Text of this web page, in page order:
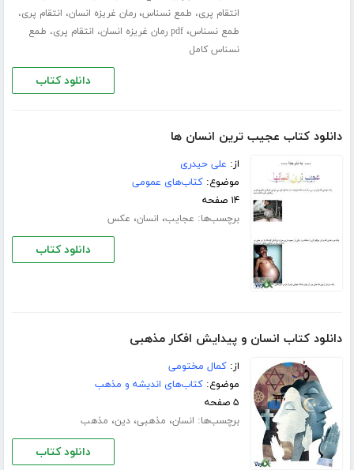
انتقام پری، طمع نسناس،رمان غریزه انسان، انتقام پری،
طمع نسناس،
pdf رمان غریزه انسان، انتقام پری، طمع
نسناس کامل
دانلود کتاب
دانلود کتاب عجیب ترین انسان ها
از: علی حیدری
موضوع:کتاب‌های عمومی
۱۴ صفحه
برچسب‌ها: عجایب، انسان، عکس
دانلود کتاب
دانلود کتاب انسان و پیدایش افکار مذهبی
از:کمال مختومی
موضوع:کتاب‌های اندیشه و مذهب
۵ صفحه
برچسب‌ها: انسان، مذهبی،دین، مذهب
دانلود کتاب